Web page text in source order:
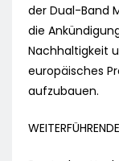
der Dual-Band
die
Nachhaltigkeit
europäisches
aufzubauen.